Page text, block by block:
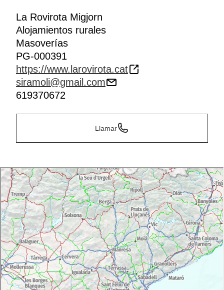
La Rovirota Migjorn
Alojamientos rurales
Masoverías
PG-000391
https://www.larovirota.cat
siramoli@gmail.com
619370672
Llamar